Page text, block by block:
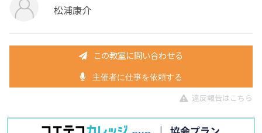
松浦康介
この教室に問い合わせる
主催者に仕事を依頼する
違反報告はこちら